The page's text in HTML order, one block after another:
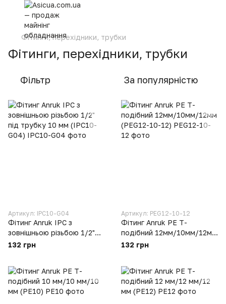
Фітинги, перехідники, трубки
Фітинги, перехідники, трубки
Фільтр За популярністю
Артикул: IPC10-G04
Фітинг Anruk IPC з
зовнішньою різьбою 1/2"
під трубку 10 мм (IPC10-
132 грн
Артикул: PEG12-10-12
Фітинг Anruk PE Т-
подібний 12мм/10мм/12мм
(PEG12-10-12)
132 грн